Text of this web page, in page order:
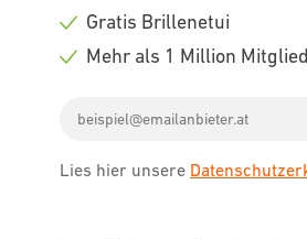
Check
Check
Gratis Brillenetui
Mehr als 1 Million
address
Lies hier unsere